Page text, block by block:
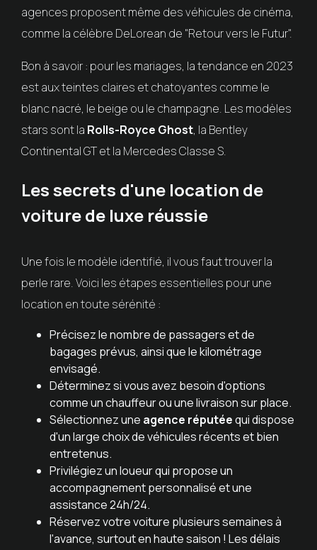
agences proposent même des véhicules de cinéma,
comme la célèbre DeLorean de "Retour vers le Futur".
Bon à savoir : pour les mariages, la tendance en 2023
est aux teintes claires et chatoyantes comme le
blanc nacré, le beige ou le champagne. Les modèles
stars sont la Rolls-Royce Ghost, la Bentley
Continental GT et la Mercedes Classe S.
Les secrets d'une location de
voiture de luxe réussie
Une fois le modèle identifié, il vous faut trouver la
perle rare. Voici les étapes essentielles pour une
location en toute sérénité :
Précisez le nombre de passagers et de
bagages prévus, ainsi que le kilométrage
envisagé.
Déterminez si vous avez besoin d'options
comme un chauffeur ou une livraison sur place.
Sélectionnez une agence réputéequi dispose
d'un large choix de véhicules récents et bien
entretenus.
Privilégiez un loueur qui propose un
accompagnement personnalisé et une
assistance 24h/24.
Réservez votre voiture plusieurs semaines à
l'avance, surtout en haute saison ! Les délais